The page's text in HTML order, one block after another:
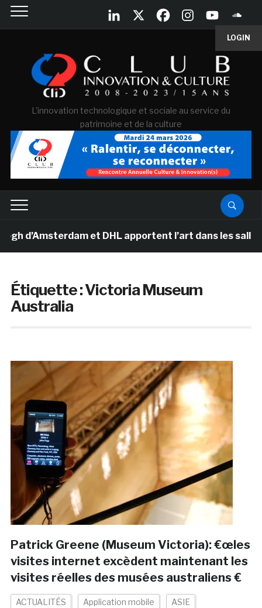
LOGIN
L'innovation technologique et sociale au service du
patrimoine et de la culture
et DHL apportent l’art dans les salles de
Étiquette :Victoria Museum
Australia
Patrick Greene (Museum Victoria): €œles
visites internet excèdent maintenant les
visites réelles des musées australiens €
ACTUALITÉS Application mobile ASIE